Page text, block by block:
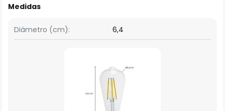
Medidas
Diámetro (cm): 6,4